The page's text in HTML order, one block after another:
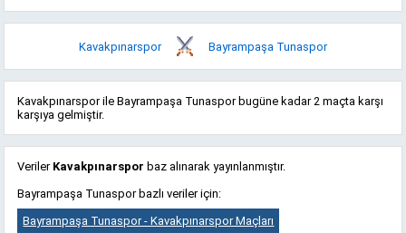
Kavakpınarspor Bayrampaşa Tunaspor
Kavakpınarspor ile Bayrampaşa Tunaspor bugüne kadar 2 maçta karşı
karşıya gelmiştir.
Veriler Kavakpınarspor baz alınarak yayınlanmıştır.
Bayrampaşa Tunaspor bazlı veriler için:
Bayrampaşa Tunaspor - Kavakpınarspor Maçları